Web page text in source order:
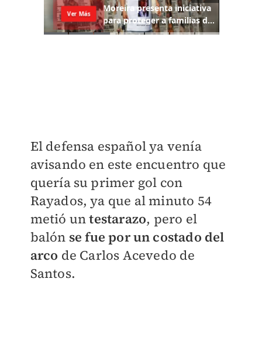
El defensa español ya venía
avisando en este encuentro que
quería su primer gol con
Rayados, ya que al minuto 54
metió untestarazo, pero el
balón se fue por un costado del
arco de Carlos Acevedo de
Santos.